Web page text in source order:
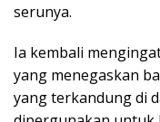
serunya.
Ia kembali
yang menegaskan
yang terkandung di